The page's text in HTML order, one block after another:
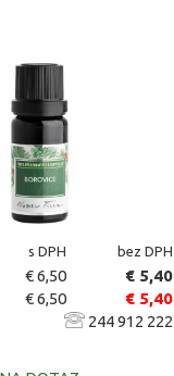
s DPH bez DPH
€ 6,50
€ 5,40
€ 6,50
€ 5,40
244 912 222